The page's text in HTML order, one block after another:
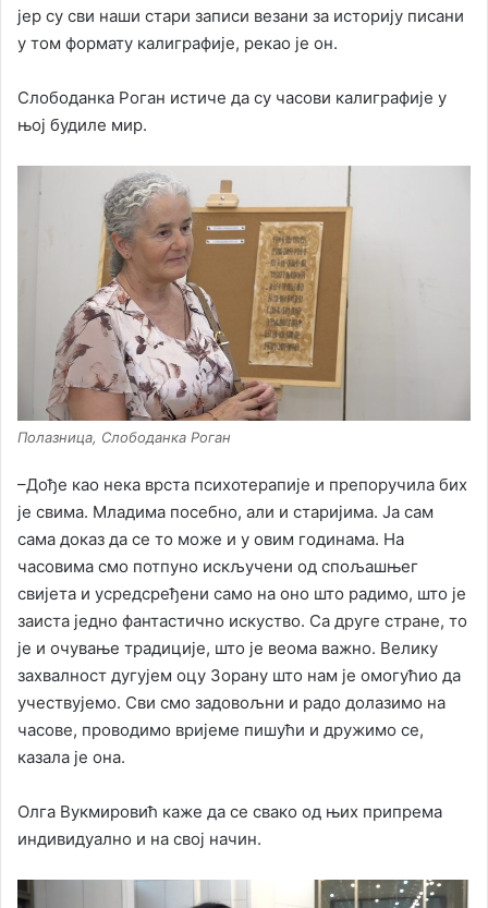
јер су сви наши стари записи везани за историју писани
у том формату калиграфије, рекао је он.
Слободанка Роган истиче да су часови калиграфије у
њој будиле мир.
Полазница, Слободанка Роган
–Дође као нека врста психотерапије и препоручила бих
је свима. Младима посебно, али и старијима. Ја сам
сама доказ да се то може и у овим годинама. На
часовима смо потпуно искључени од спољашњег
свијета и усредсређени само на оно што радимо, што је
заиста једно фантастично искуство. Са друге стране, то
је и очување традиције, што је веома важно. Велику
захвалност дугујем оцу Зорану што нам је омогућио да
учествујемо. Сви смо задовољни и радо долазимо на
часове, проводимо вријеме пишући и дружимо се,
казала је она.
Олга Вукмировић каже да се свако од њих припрема
индивидуално и на свој начин.